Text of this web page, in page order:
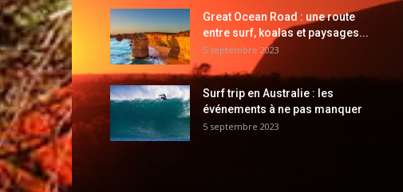
Great Ocean Road : une route
entre surf, koalas et paysages...
5 septembre 2023
Surf trip en Australie : les
événements à ne pas manquer
5 septembre 2023